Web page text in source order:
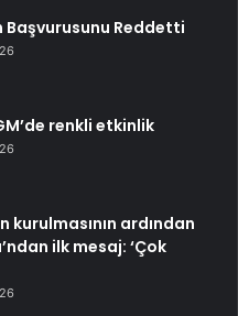
Başvurusunu Reddetti
renkli etkinlik
kurulmasının ardından
ilk mesaj: ‘Çok